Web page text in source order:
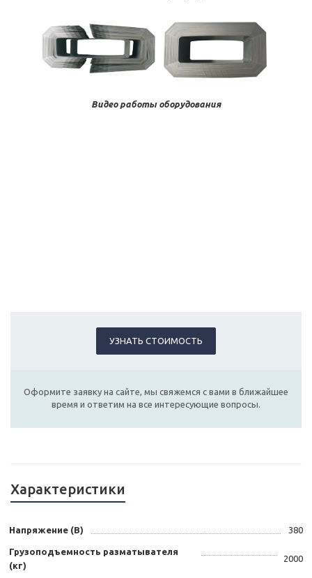
Видео работы оборудования
УЗНАТЬ СТОИМОСТЬ
Оформите заявку на сайте, мы свяжемся с вами в ближайшее
время и ответим на все интересующие вопросы.
Характеристики
Напряжение (В) 380
Грузоподъемность разматывателя
(кг)
2000